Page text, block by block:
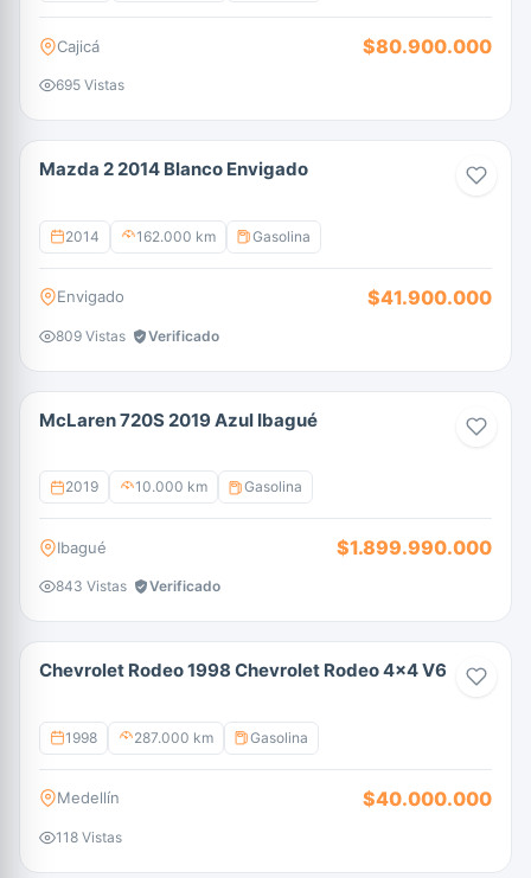
Cajicá $80.900.000
695 Vistas
Mazda 2 2014 Blanco Envigado
2014 162.000 km Gasolina
Envigado $41.900.000
809 Vistas Verificado
McLaren 720S 2019 Azul Ibagué
2019 10.000 km Gasolina
Ibagué $1.899.990.000
843 Vistas Verificado
Chevrolet Rodeo 1998 Chevrolet Rodeo 4x4 V6
1998 287.000 km Gasolina
Medellín $40.000.000
118 Vistas